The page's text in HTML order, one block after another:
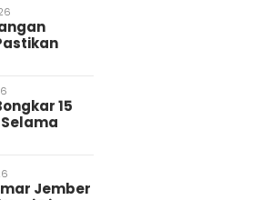
15
Jember